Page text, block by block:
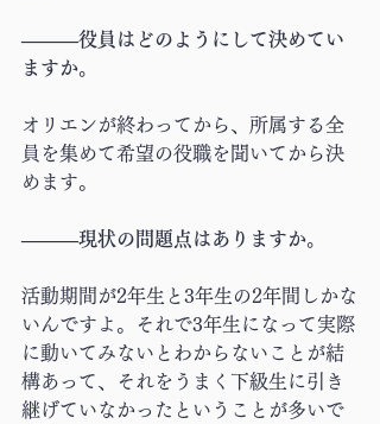
―――役員はどのようにして決めてい
ますか。
オリエンが終わってから、所属する全
員を集めて希望の役職を聞いてから決
めます。
―――現状の問題点はありますか。
活動期間が2年生と3年生の2年間しかな
いんですよ。それで3年生になって実際
に動いてみないとわからないことが結
構あって、それをうまく下級生に引き
継げていなかったということが多いで